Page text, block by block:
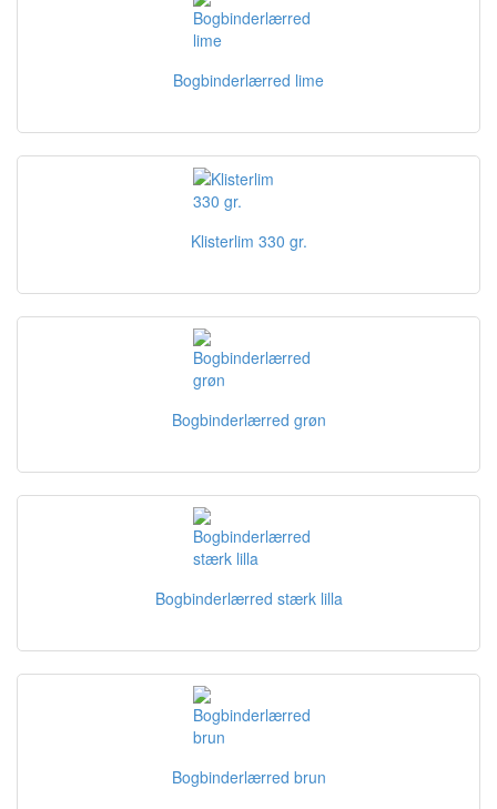
Bogbinderlærred lime
Klisterlim 330 gr.
Bogbinderlærred grøn
Bogbinderlærred stærk lilla
Bogbinderlærred brun